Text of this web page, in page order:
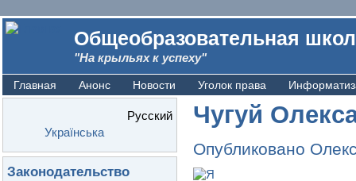
Общеобразовательная
"На крыльях к успеху"
Главная Анонс Новости Уголок права
Русский
Українська
Законодательство
Чугуй
Опубликовано